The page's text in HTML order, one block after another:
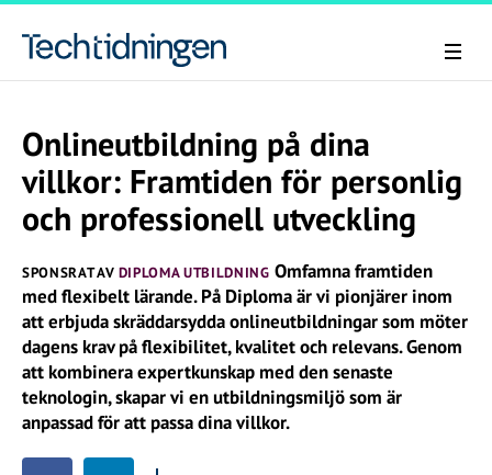
Onlineutbildning på dina
villkor: Framtiden för personlig
och professionell utveckling
SPONSRAT AV DIPLOMA UTBILDNING Omfamna framtiden
med flexibelt lärande. På Diploma är vi pionjärer inom
att erbjuda skräddarsydda onlineutbildningar som möter
dagens krav på flexibilitet, kvalitet och relevans. Genom
att kombinera expertkunskap med den senaste
teknologin, skapar vi en utbildningsmiljö som är
anpassad för att passa dina villkor.